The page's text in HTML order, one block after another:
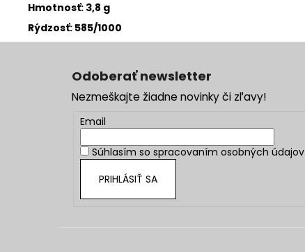
Hmotnosť: 3,8 g
Rýdzosť: 585/1000
Odoberať newsletter
Nezmeškajte žiadne novinky či zľavy!
Email
Súhlasím so spracovaním osobných údajov
PRIHLÁSIŤ SA